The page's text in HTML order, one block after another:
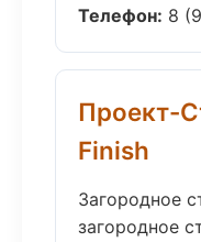
Телефон: 8
Проект-
Finish
Загородное
загородное